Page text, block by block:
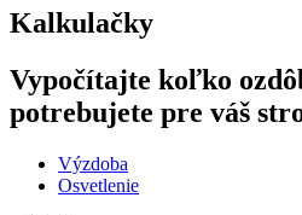
Kalkulačky
Vypočítajte koľko
potrebujete pre váš
Výzdoba
Osvetlenie